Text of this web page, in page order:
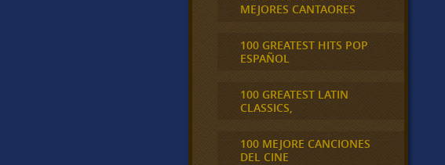
MEJORES CANTAORES
100 GREATEST HITS POP
ESPAÑOL
100 GREATEST LATIN
CLASSICS,
100 MEJORE CANCIONES
DEL CINE